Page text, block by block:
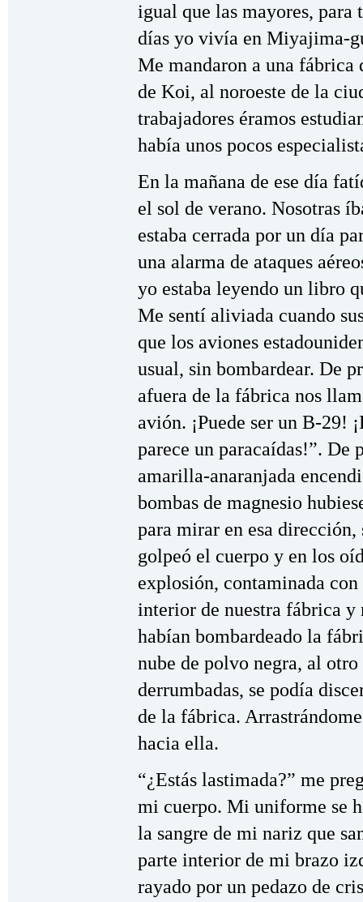
igual que las mayores, para
días yo vivía en Miyajima-
Me mandaron a una fábrica
de Koi, al noroeste de la
trabajadores éramos
había unos pocos
En la mañana de ese día
el sol de verano. Nosotras
estaba cerrada por un día
una alarma de ataques
yo estaba leyendo un libro
Me sentí aliviada cuando
que los aviones
usual, sin bombardear. De
afuera de la fábrica nos
avión. ¡Puede ser un B-29!
parece un paracaídas!”. De
amarilla-anaranjada
bombas de magnesio
para mirar en esa
golpeó el cuerpo y en los
explosión, contaminada
interior de nuestra fábrica y
habían bombardeado la
nube de polvo negra, al
derrumbadas, se podía
de la fábrica.
hacia ella.
“¿Estás lastimada?” me
mi cuerpo. Mi uniforme se
la sangre de mi nariz que
parte interior de mi brazo
rayado por un pedazo de